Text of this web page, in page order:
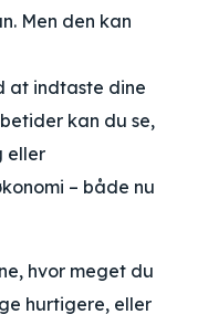
Men den kan
at indtaste dine
kan du se,
eller
– både nu
hvor meget du
hurtigere, eller